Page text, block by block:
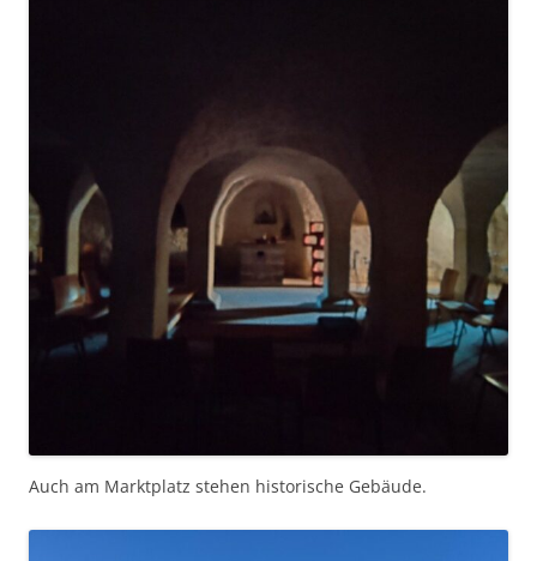
Auch am Marktplatz stehen historische Gebäude.